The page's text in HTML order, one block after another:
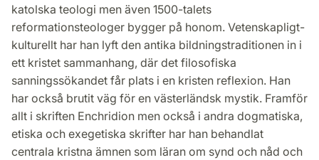
katolska teologi men även 1500-talets
reformationsteologer bygger på honom. Vetenskapligt-
kulturellt har han lyft den antika bildningstraditionen in i
ett kristet sammanhang, där det filosofiska
sanningssökandet får plats i en kristen reflexion. Han
har också brutit väg för en västerländsk mystik. Framför
allt i skriften Enchridion men också i andra dogmatiska,
etiska och exegetiska skrifter har han behandlat
centrala kristna ämnen som läran om synd och nåd och